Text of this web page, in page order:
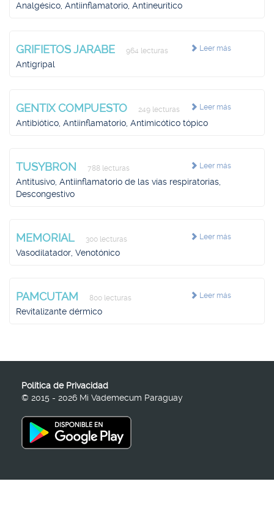
Analgésico, Antiinflamatorio, Antineurítico
Leer más
GRIFIETOS JARABE 964 lecturas
Antigripal
Leer más
GENTIX COMPUESTO 249 lecturas
Antibiótico, Antiinflamatorio, Antimicótico tópico
Leer más
TUSYBRON 788 lecturas
Antitusivo, Antiinflamatorio de las vías respiratorias,
Descongestivo
Leer más
MEMORIAL 300 lecturas
Vasodilatador, Venotónico
Leer más
PAMCUTAM 800 lecturas
Revitalizante dérmico
Política de Privacidad
© 2015 - 2026 Mi Vademecum Paraguay